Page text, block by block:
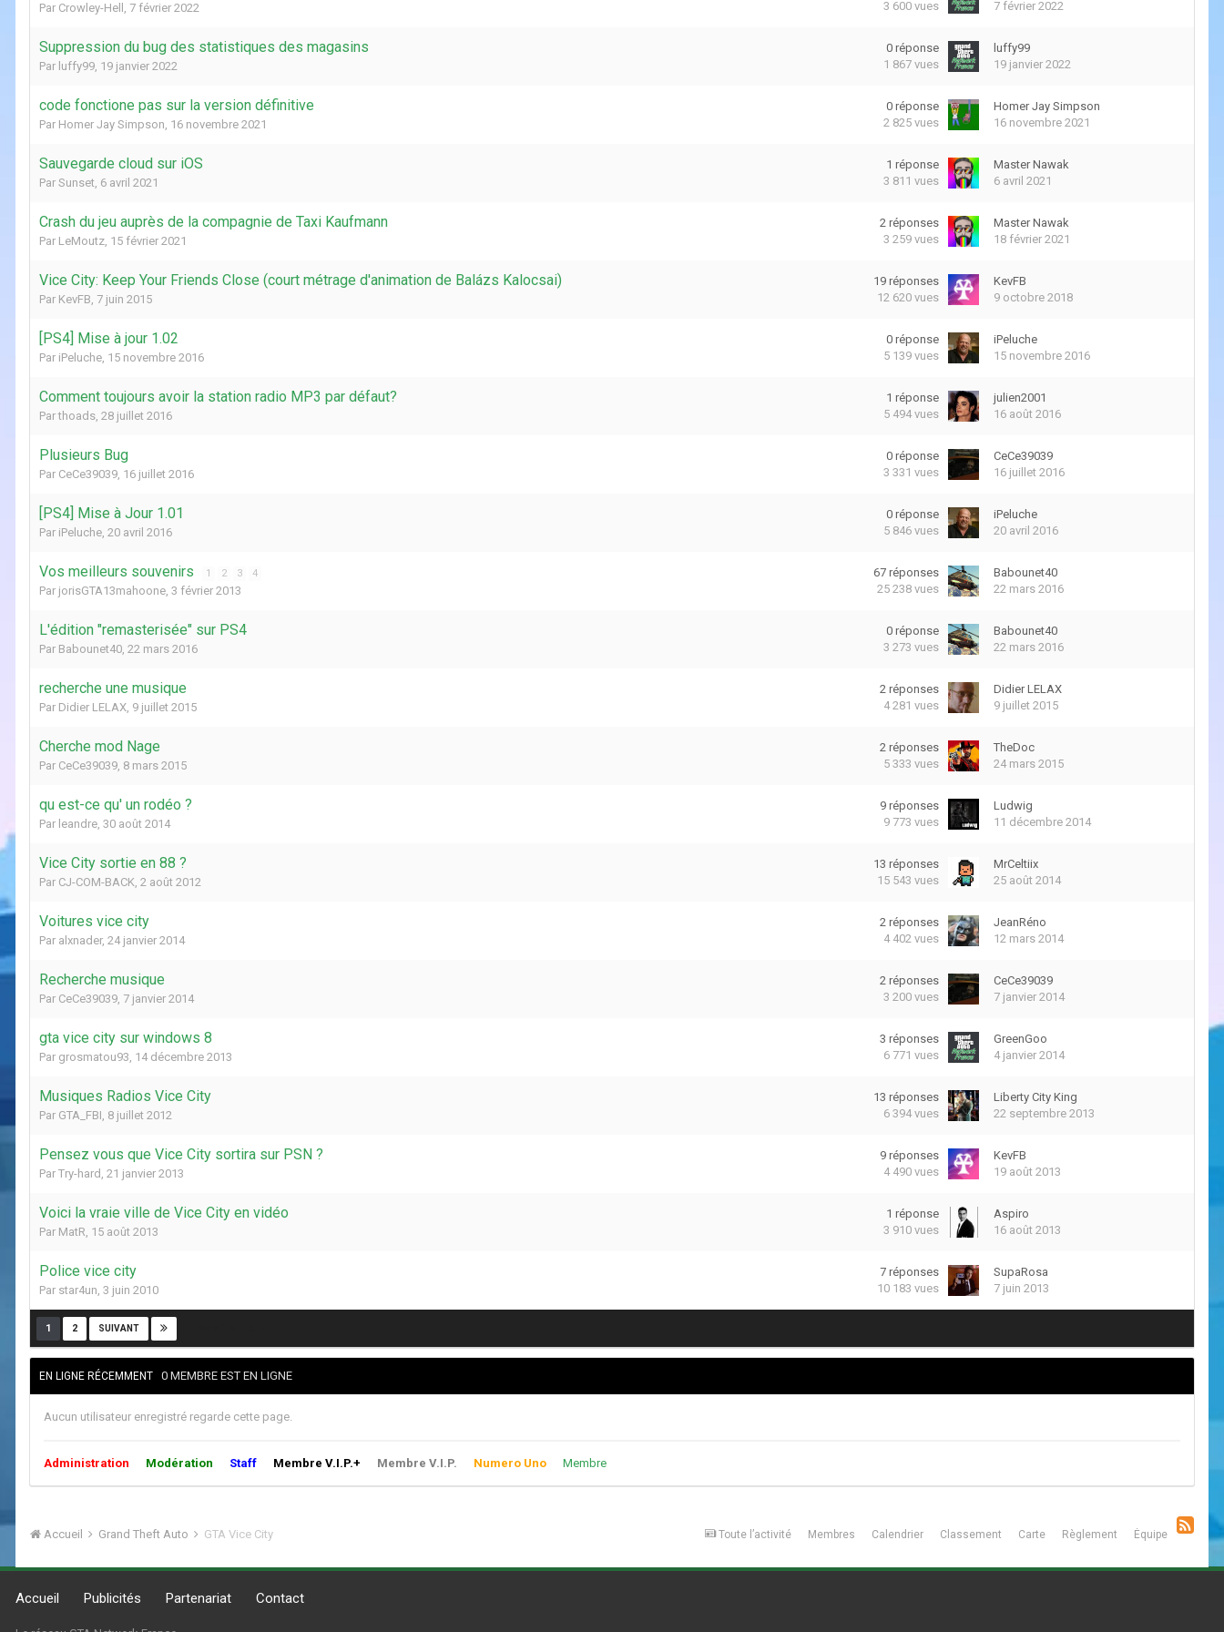
Par Crowley-Hell 7 février 2022 3 600 vues 7 février 2022
Suppression du bug des statistiques des magasins
Par luffy99 19 janvier 2022
0 réponse
1 867 vues
luffy99
19 janvier 2022
code fonctione pas sur la version définitive
Par Homer Jay Simpson 16 novembre 2021
0 réponse
2 825 vues
Homer Jay Simpson
16 novembre 2021
Sauvegarde cloud sur iOS
Par Sunset 6 avril 2021
1 réponse
3 811 vues
Master Nawak
6 avril 2021
Crash du jeu auprès de la compagnie de Taxi Kaufmann
Par LeMoutz 15 février 2021
2 réponses
3 259 vues
Master Nawak
18 février 2021
Vice City: Keep Your Friends Close (court métrage d'animation de Balázs Kalocsai)
Par KevFB 7 juin 2015
19 réponses
12 620 vues
KevFB
9 octobre 2018
[PS4] Mise à jour 1.02
Par iPeluche 15 novembre 2016
0 réponse
5 139 vues
iPeluche
15 novembre 2016
Comment toujours avoir la station radio MP3 par défaut?
Parthoads 28 juillet 2016
1 réponse
5 494 vues
julien2001
16 août 2016
Plusieurs Bug
Par CeCe39039 16 juillet 2016
0 réponse
3 331 vues
CeCe39039
16 juillet 2016
[PS4] Mise à Jour 1.01
Par iPeluche 20 avril 2016
0 réponse
5 846 vues
iPeluche
20 avril 2016
Vos meilleurs souvenirs 1 2 3 4
Par jorisGTA13mahoone 3 février 2013
67 réponses
25 238 vues
Babounet40
22 mars 2016
L'édition "remasterisée" sur PS4
Par Babounet40 22 mars 2016
0 réponse
3 273 vues
Babounet40
22 mars 2016
recherche une musique
Par Didier LELAX 9 juillet 2015
2 réponses
4 281 vues
Didier LELAX
9 juillet 2015
Cherche mod Nage
Par CeCe39039 8 mars 2015
2 réponses
5 333 vues
TheDoc
24 mars 2015
qu est-ce qu' un rodéo ?
Par leandre 30 août 2014
9 réponses
9 773 vues
Ludwig
11 décembre 2014
Vice City sortie en 88 ?
Par CJ-COM-BACK 2 août 2012
13 réponses
15 543 vues
MrCeltiix
25 août 2014
Voitures vice city
Par alxnader, 24 janvier 2014
2 réponses
4 402 vues
JeanRéno
12 mars 2014
Recherche musique
Par CeCe39039 7 janvier 2014
2 réponses
3 200 vues
CeCe39039
7 janvier 2014
gta vice city sur windows 8
Par grosmatou93 14 décembre 2013
3 réponses
6 771 vues
GreenGoo
4 janvier 2014
Musiques Radios Vice City
Par GTA_FBI 8 juillet 2012
13 réponses
6 394 vues
Liberty City King
22 septembre 2013
Pensez vous que Vice City sortira sur PSN ?
Par Try-hard 21 janvier 2013
9 réponses
4 490 vues
KevFB
19 août 2013
Voici la vraie ville de Vice City en vidéo
Par MatR 15 août 2013
1 réponse
3 910 vues
Aspiro
16 août 2013
Police vice city
Par star4un 3 juin 2010
7 réponses
10 183 vues
SupaRosa
7 juin 2013
1 2 SUIVANT
EN LIGNE RÉCEMMENT 0 MEMBRE EST EN LIGNE
Aucun utilisateur enregistré regarde cette page.
Administration Modération Staff Membre V.I.P.+ Membre V.I.P. Numero Uno Membre
Toute l’activité Membres Calendrier Classement Carte Règlement Équipe
Accueil Grand Theft Auto GTA Vice City
Accueil Publicités Partenariat Contact